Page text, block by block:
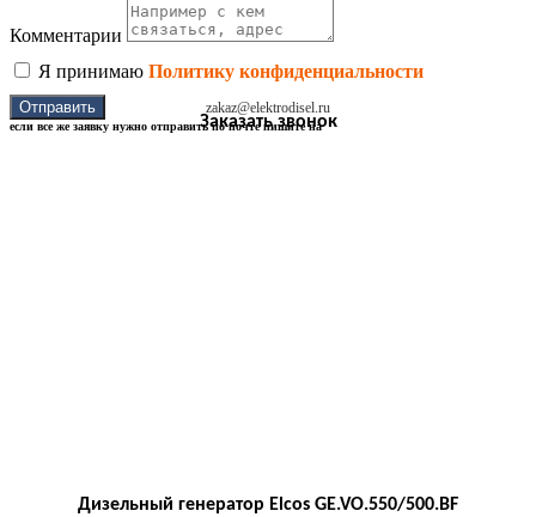
Комментарии
Я принимаю Политику конфиденциальности
Отправить
если все же заявку нужно отправить по почте пишите на
zakaz@elektrodisel.ru
Заказать звонок
Дизельный генератор Elcos GE.VO.550/500.BF